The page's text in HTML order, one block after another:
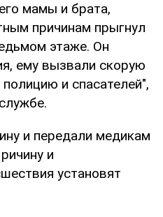
мамы и брата,
причинам прыгнул
этаже. Он
ему вызвали скорую
и спасателей",
и передали медикам
и
установят